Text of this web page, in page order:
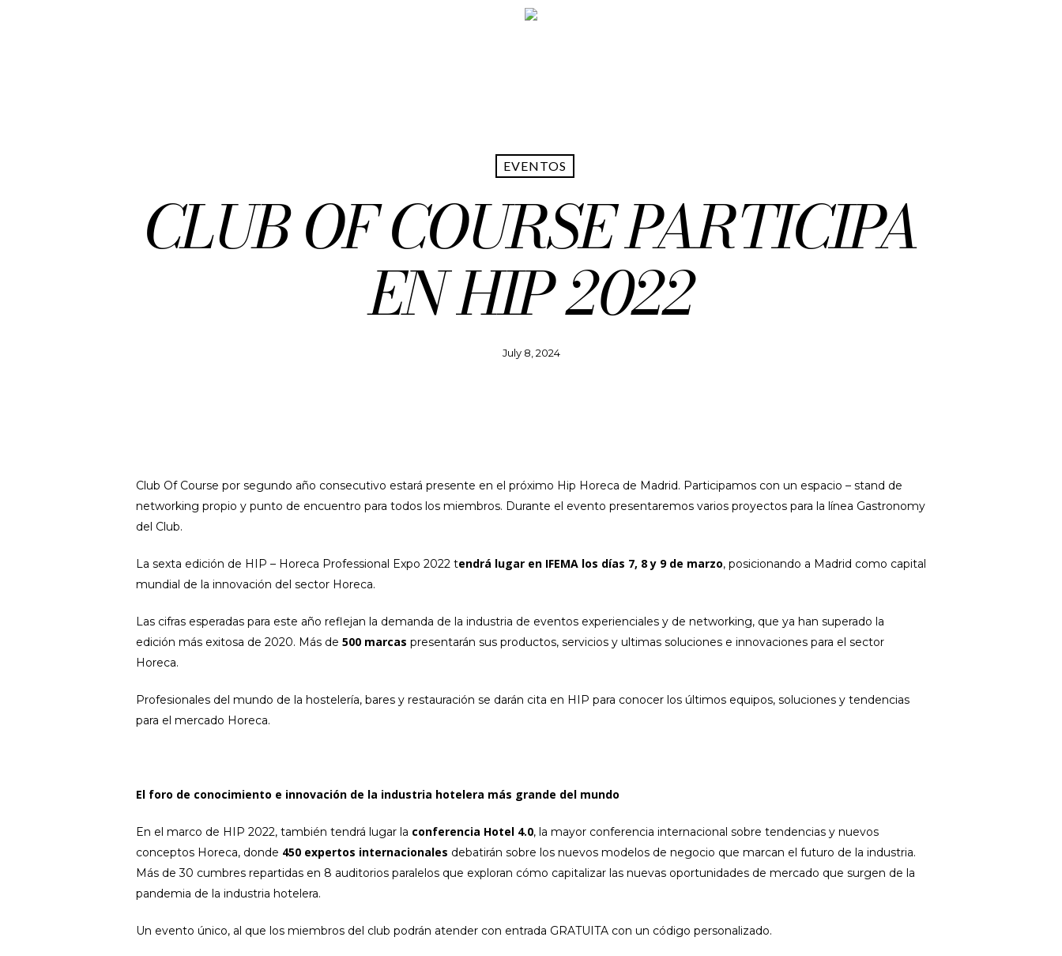
EVENTOS
CLUB OF COURSE PARTICIPA
EN HIP 2022
July 8, 2024
Club Of Course por segundo año consecutivo estará presente en el próximo Hip Horeca de Madrid. Participamos con un espacio – stand de
networking propio y punto de encuentro para todos los miembros. Durante el evento presentaremos varios proyectos para la línea Gastronomy
del Club.
La sexta edición de HIP – Horeca Professional Expo 2022 tendrá lugar en IFEMA los días 7, 8 y 9 de marzo, posicionando a Madrid como capital
mundial de la innovación del sector Horeca.
Las cifras esperadas para este año reflejan la demanda de la industria de eventos experienciales y de networking, que ya han superado la
edición más exitosa de 2020. Más de 500 marcas presentarán sus productos, servicios y ultimas soluciones e innovaciones para el sector
Horeca.
Profesionales del mundo de la hostelería, bares y restauración se darán cita en HIP para conocer los últimos equipos, soluciones y tendencias
para el mercado Horeca.
El foro de conocimiento e innovación de la industria hotelera más grande del mundo
En el marco de HIP 2022, también tendrá lugar la conferencia Hotel 4.0, la mayor conferencia internacional sobre tendencias y nuevos
conceptos Horeca, donde 450 expertos internacionales debatirán sobre los nuevos modelos de negocio que marcan el futuro de la industria.
Más de 30 cumbres repartidas en 8 auditorios paralelos que exploran cómo capitalizar las nuevas oportunidades de mercado que surgen de la
pandemia de la industria hotelera.
Un evento único, al que los miembros del club podrán atender con entrada GRATUITA con un código personalizado.